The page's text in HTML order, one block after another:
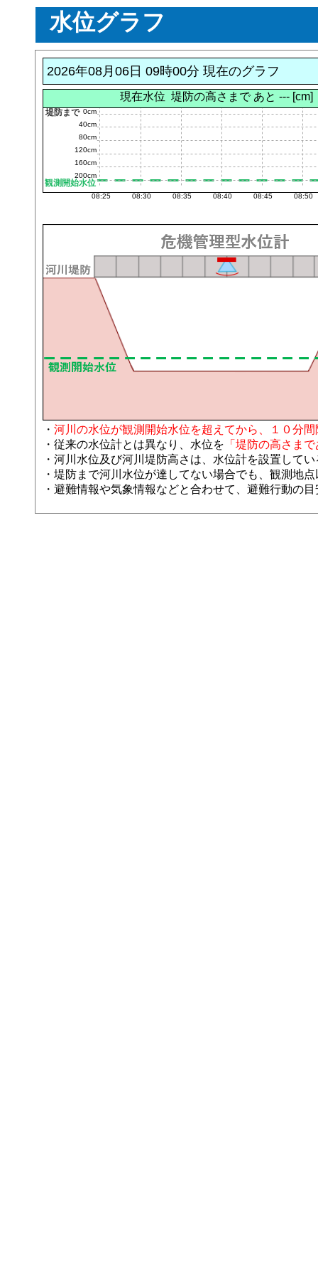
水位グラフ
2026年08月06日 09時00分 現在のグラフ
現在水位 堤防の高さまで あと --- [cm]
堤防まで 0cm
40cm
80cm
120cm
160cm
200cm
観測開始水位
08:25 08:30 08:35 08:40 08:45 08:50
・ 河川の水位が観測開始水位を超えてから、１０分
・従来の水位計とは異なり、水位を 「堤防の高さま
・河川水位及び河川堤防高さは、水位計を設置して
・堤防まで河川水位が達してない場合でも、観測地
・避難情報や気象情報などと合わせて、避難行動の